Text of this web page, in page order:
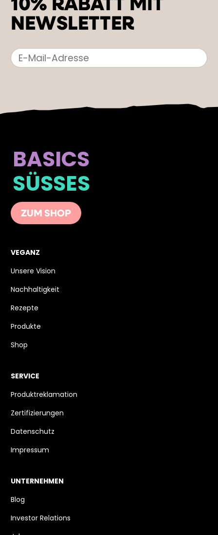
10% RABATT MIT
NEWSLETTER
BASICS
SÜSSES
ZUM SHOP
VEGANZ
Unsere Vision
Nachhaltigkeit
Rezepte
Produkte
Shop
SERVICE
Produktreklamation
Zertifizierungen
Datenschutz
Impressum
UNTERNEHMEN
Blog
Investor Relations